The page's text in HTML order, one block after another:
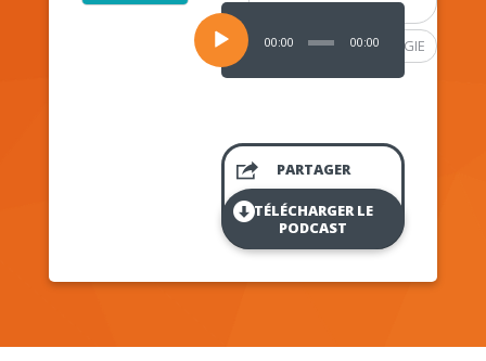
CLIMATIQUE
#PSYCHOLOGIE
Lecteur
audio
00:00 00:00
PARTAGER
TÉLÉCHARGER LE
PODCAST